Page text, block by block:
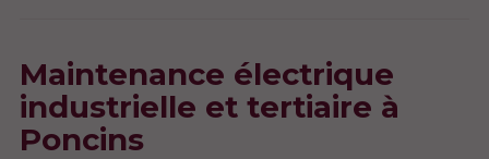
Maintenance électrique
industrielle et tertiaire à
Poncins